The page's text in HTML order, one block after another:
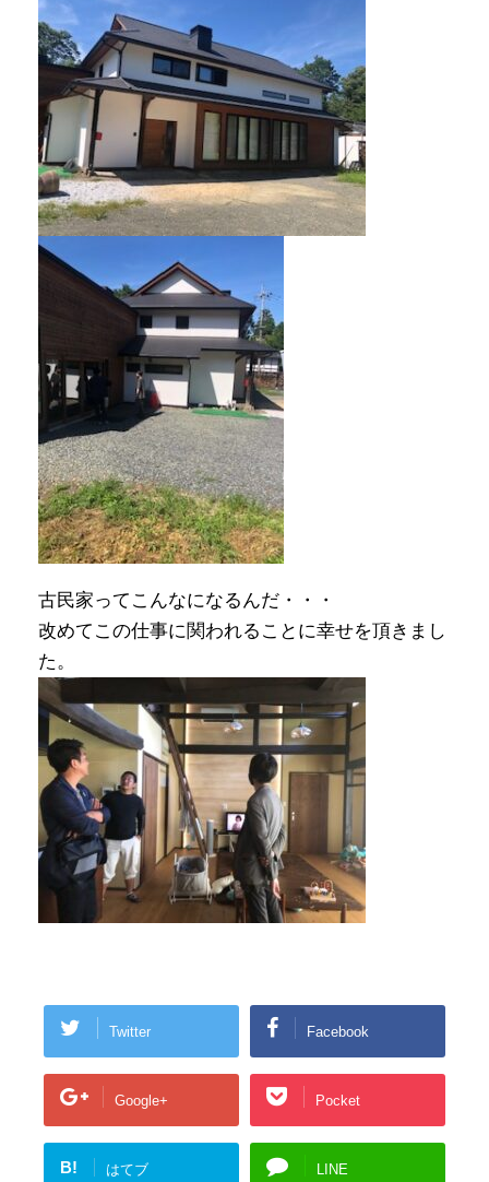
古民家ってこんなになるんだ・・・
改めてこの仕事に関われることに幸せを頂きまし
た。
Twitter Facebook
Google+ Pocket
B! はてブ LINE